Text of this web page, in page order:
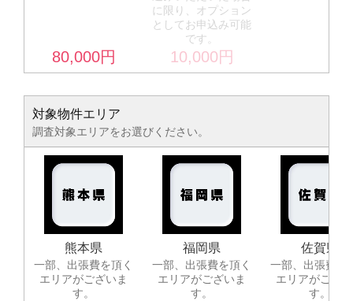
80,000円
に限り、オプション
としてお申込み可能
です。
10,000円
対象物件エリア
調査対象エリアをお選びください。
熊本県
一部、出張費を頂く
エリアがございま
す。
福岡県
一部、出張費を頂く
エリアがございま
す。
佐賀県
一部、出張費を
エリアがござ
す。